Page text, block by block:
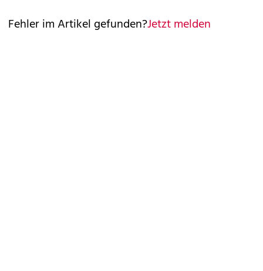
Fehler im Artikel gefunden?Jetzt melden